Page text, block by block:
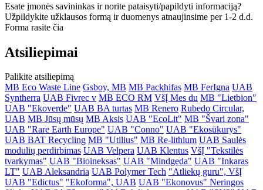
Esate įmonės savininkas ir norite pataisyti/papildyti informaciją?
Užpildykite užklausos formą ir duomenys atnaujinsime per 1-2 d.d.
Forma rasite čia
Atsiliepimai
Palikite atsiliepimą
MB Eco Waste Line Gsboy, MB MB Packhifas MB FerIgna UAB
Syntherra UAB Fivrec v MB ECO RM VšĮ Mes du MB "Lietbion"
UAB "Ekoverde" UAB BA turtas MB Renero Rubedo Circular,
UAB MB Jūsų mūsų MB Aksis UAB "EcoLit" MB "Švari zona"
UAB "Rare Earth Europe" UAB "Conno" UAB "Ekosūkurys"
UAB BAT Recycling MB "Utilius" MB Re-lithium UAB Saulės
modulių perdirbimas UAB Velpera UAB Klentus VšĮ "Tekstilės
tvarkymas" UAB "Bioineksas" UAB "Mindgeda" UAB "Inkaras
LT" UAB Aleksandria UAB Polymer Tech "Atliekų guru", VšĮ
UAB "Edictus" "Ekoforma", UAB UAB "Ekonovus" Neringos